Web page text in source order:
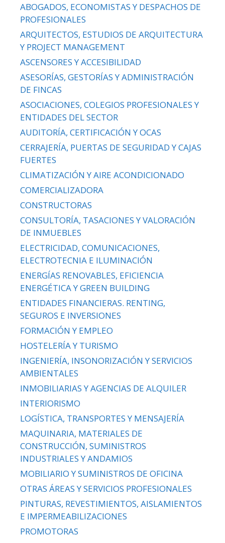
ABOGADOS, ECONOMISTAS Y DESPACHOS DE
PROFESIONALES
ARQUITECTOS, ESTUDIOS DE ARQUITECTURA
Y PROJECT MANAGEMENT
ASCENSORES Y ACCESIBILIDAD
ASESORÍAS, GESTORÍAS Y ADMINISTRACIÓN
DE FINCAS
ASOCIACIONES, COLEGIOS PROFESIONALES Y
ENTIDADES DEL SECTOR
AUDITORÍA, CERTIFICACIÓN Y OCAS
CERRAJERÍA, PUERTAS DE SEGURIDAD Y CAJAS
FUERTES
CLIMATIZACIÓN Y AIRE ACONDICIONADO
COMERCIALIZADORA
CONSTRUCTORAS
CONSULTORÍA, TASACIONES Y VALORACIÓN
DE INMUEBLES
ELECTRICIDAD, COMUNICACIONES,
ELECTROTECNIA E ILUMINACIÓN
ENERGÍAS RENOVABLES, EFICIENCIA
ENERGÉTICA Y GREEN BUILDING
ENTIDADES FINANCIERAS. RENTING,
SEGUROS E INVERSIONES
FORMACIÓN Y EMPLEO
HOSTELERÍA Y TURISMO
INGENIERÍA, INSONORIZACIÓN Y SERVICIOS
AMBIENTALES
INMOBILIARIAS Y AGENCIAS DE ALQUILER
INTERIORISMO
LOGÍSTICA, TRANSPORTES Y MENSAJERÍA
MAQUINARIA, MATERIALES DE
CONSTRUCCIÓN, SUMINISTROS
INDUSTRIALES Y ANDAMIOS
MOBILIARIO Y SUMINISTROS DE OFICINA
OTRAS ÁREAS Y SERVICIOS PROFESIONALES
PINTURAS, REVESTIMIENTOS, AISLAMIENTOS
E IMPERMEABILIZACIONES
PROMOTORAS